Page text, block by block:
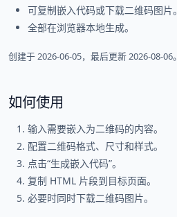
可复制嵌入代码或下载二维码图片。
全部在浏览器本地生成。
创建于 2026-06-05，最后更新 2026-08-06。
如何使用
输入需要嵌入为二维码的内容。
配置二维码格式、尺寸和样式。
点击“生成嵌入代码”。
复制 HTML 片段到目标页面。
必要时同时下载二维码图片。